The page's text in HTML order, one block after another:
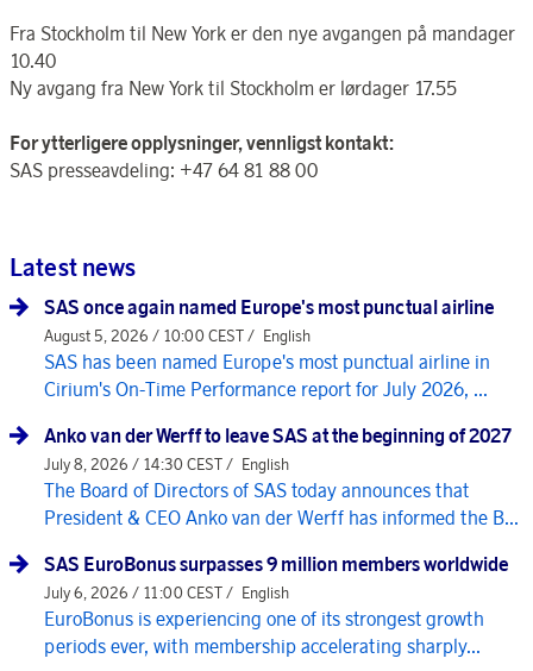
Fra Stockholm til New York er den nye avgangen på mandager
10.40
Ny avgang fra New York til Stockholm er lørdager 17.55
For ytterligere opplysninger, vennligst kontakt:
SAS presseavdeling: +47 64 81 88 00
Latest news
SAS once again named Europe's most punctual airline
August 5, 2026 / 10:00 CEST / English
SAS has been named Europe's most punctual airline in
Cirium's On-Time Performance report for July 2026, ...
Anko van der Werff to leave SAS at the beginning of 2027
July 8, 2026 / 14:30 CEST / English
The Board of Directors of SAS today announces that
President & CEO Anko van der Werff has informed the B...
SAS EuroBonus surpasses 9 million members worldwide
July 6, 2026 / 11:00 CEST / English
EuroBonus is experiencing one of its strongest growth
periods ever, with membership accelerating sharply...